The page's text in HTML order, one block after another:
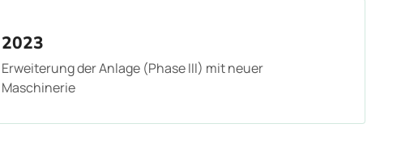
2023
Erweiterung der Anlage (Phase III) mit neuer
Maschinerie